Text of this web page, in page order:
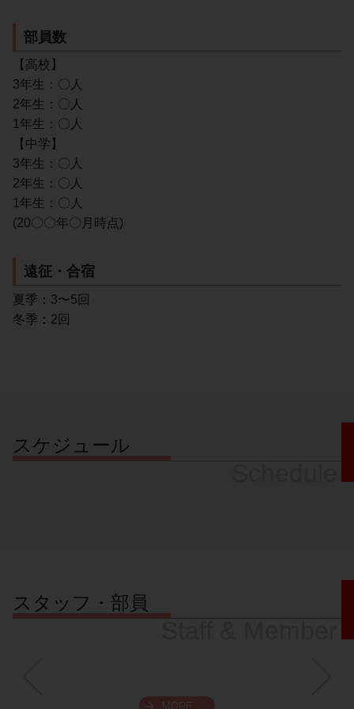
部員数
【高校】
3年生：〇人
2年生：〇人
1年生：〇人
【中学】
3年生：〇人
2年生：〇人
1年生：〇人
(20〇〇年〇月時点)
遠征・合宿
夏季：3〜5回
冬季：2回
スケジュール
スタッフ・部員
MORE